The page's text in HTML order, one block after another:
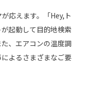
応えます。「Hey,ト
起動して目的地検索
、エアコンの温度調
よるさまざまなご要